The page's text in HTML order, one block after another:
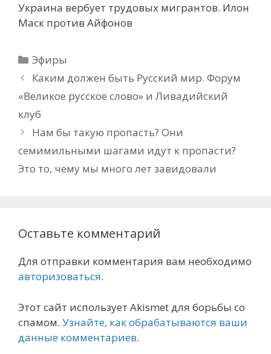
Украина вербует трудовых мигрантов. Илон
Маск против Айфонов
Рубрики
Эфиры
Каким должен быть Русский мир. Форум
«Великое русское слово» и Ливадийский
клуб
Нам бы такую пропасть? Они
семимильными шагами идут к пропасти?
Это то, чему мы много лет завидовали
Оставьте комментарий
Для отправки комментария вам необходимо
авторизоваться.
Этот сайт использует Akismet для борьбы со
спамом. Узнайте, как обрабатываются ваши
данные комментариев.